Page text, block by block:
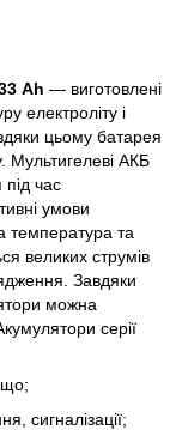
Аh — виготовлені
електроліту і
цьому батарея
Мультигелеві АКБ
час
умови
температура та
великих струмів
Завдяки
можна
серії
сигналізації;